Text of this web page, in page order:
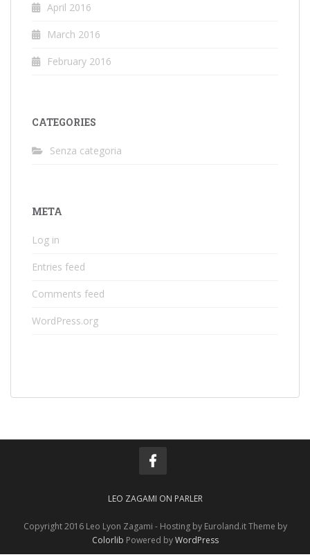
April 2016
March 2016
February 2016
CATEGORIES
Senza categoria
META
Log in
Entries feed
Comments feed
WordPress.org
LEO ZAGAMI ON PARLER
Copyright 2016 Leo Lyon Zagami - Hosting by Euroland.it Theme by
Colorlib Powered byWordPress